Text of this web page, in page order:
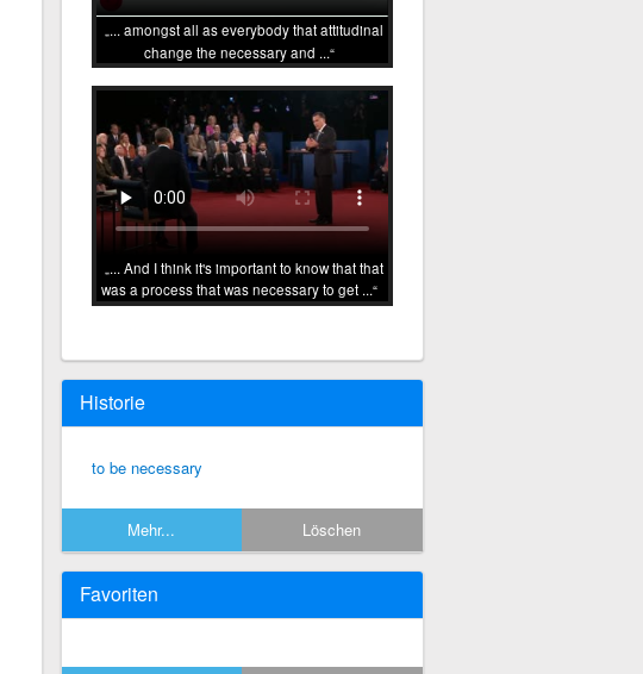
... amongst all as everybody that attitudinal
change the necessary and ...
... And I think it's important to know that that
was a process that was necessary to get ...
Historie
to be necessary
Mehr... Löschen
Favoriten